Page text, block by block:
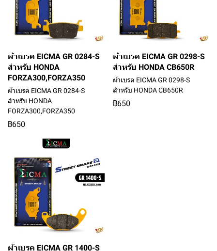
ผ้าเบรค EICMA GR 0284-S
สำหรับ HONDA
FORZA300,FORZA350
ผ้าเบรค EICMA GR 0284-S
สำหรับ HONDA
FORZA300,FORZA350
฿650
ผ้าเบรค EICMA GR 0298-S
สำหรับ HONDA CB650R
ผ้าเบรค EICMA GR 0298-S
สำหรับ HONDA CB650R
฿650
ผ้าเบรค EICMA GR 1400-S